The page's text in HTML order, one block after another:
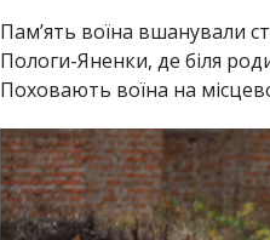
Пам’ять воїна вшанували
Пологи-Яненки, де біля
Поховають воїна на